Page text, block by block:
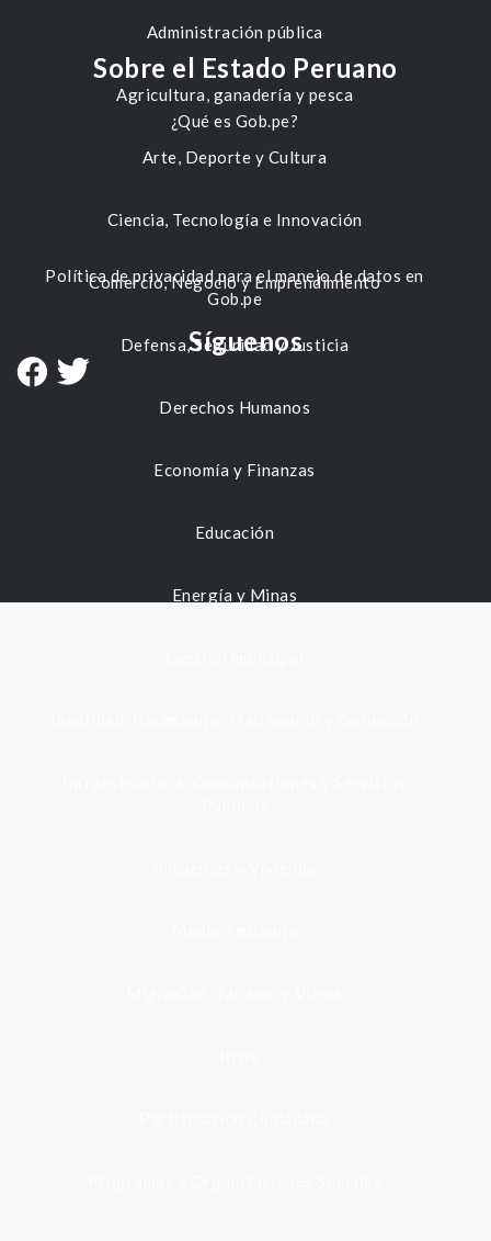
Administración pública
Agricultura, ganadería y pesca
Arte, Deporte y Cultura
Ciencia, Tecnología e Innovación
Comercio, Negocio y Emprendimiento
Defensa, Seguridad y Justicia
Derechos Humanos
Economía y Finanzas
Educación
Energía y Minas
Sobre el Estado Peruano
¿Qué es Gob.pe?
Política de privacidad para el manejo de datos en
Gob.pe
Síguenos